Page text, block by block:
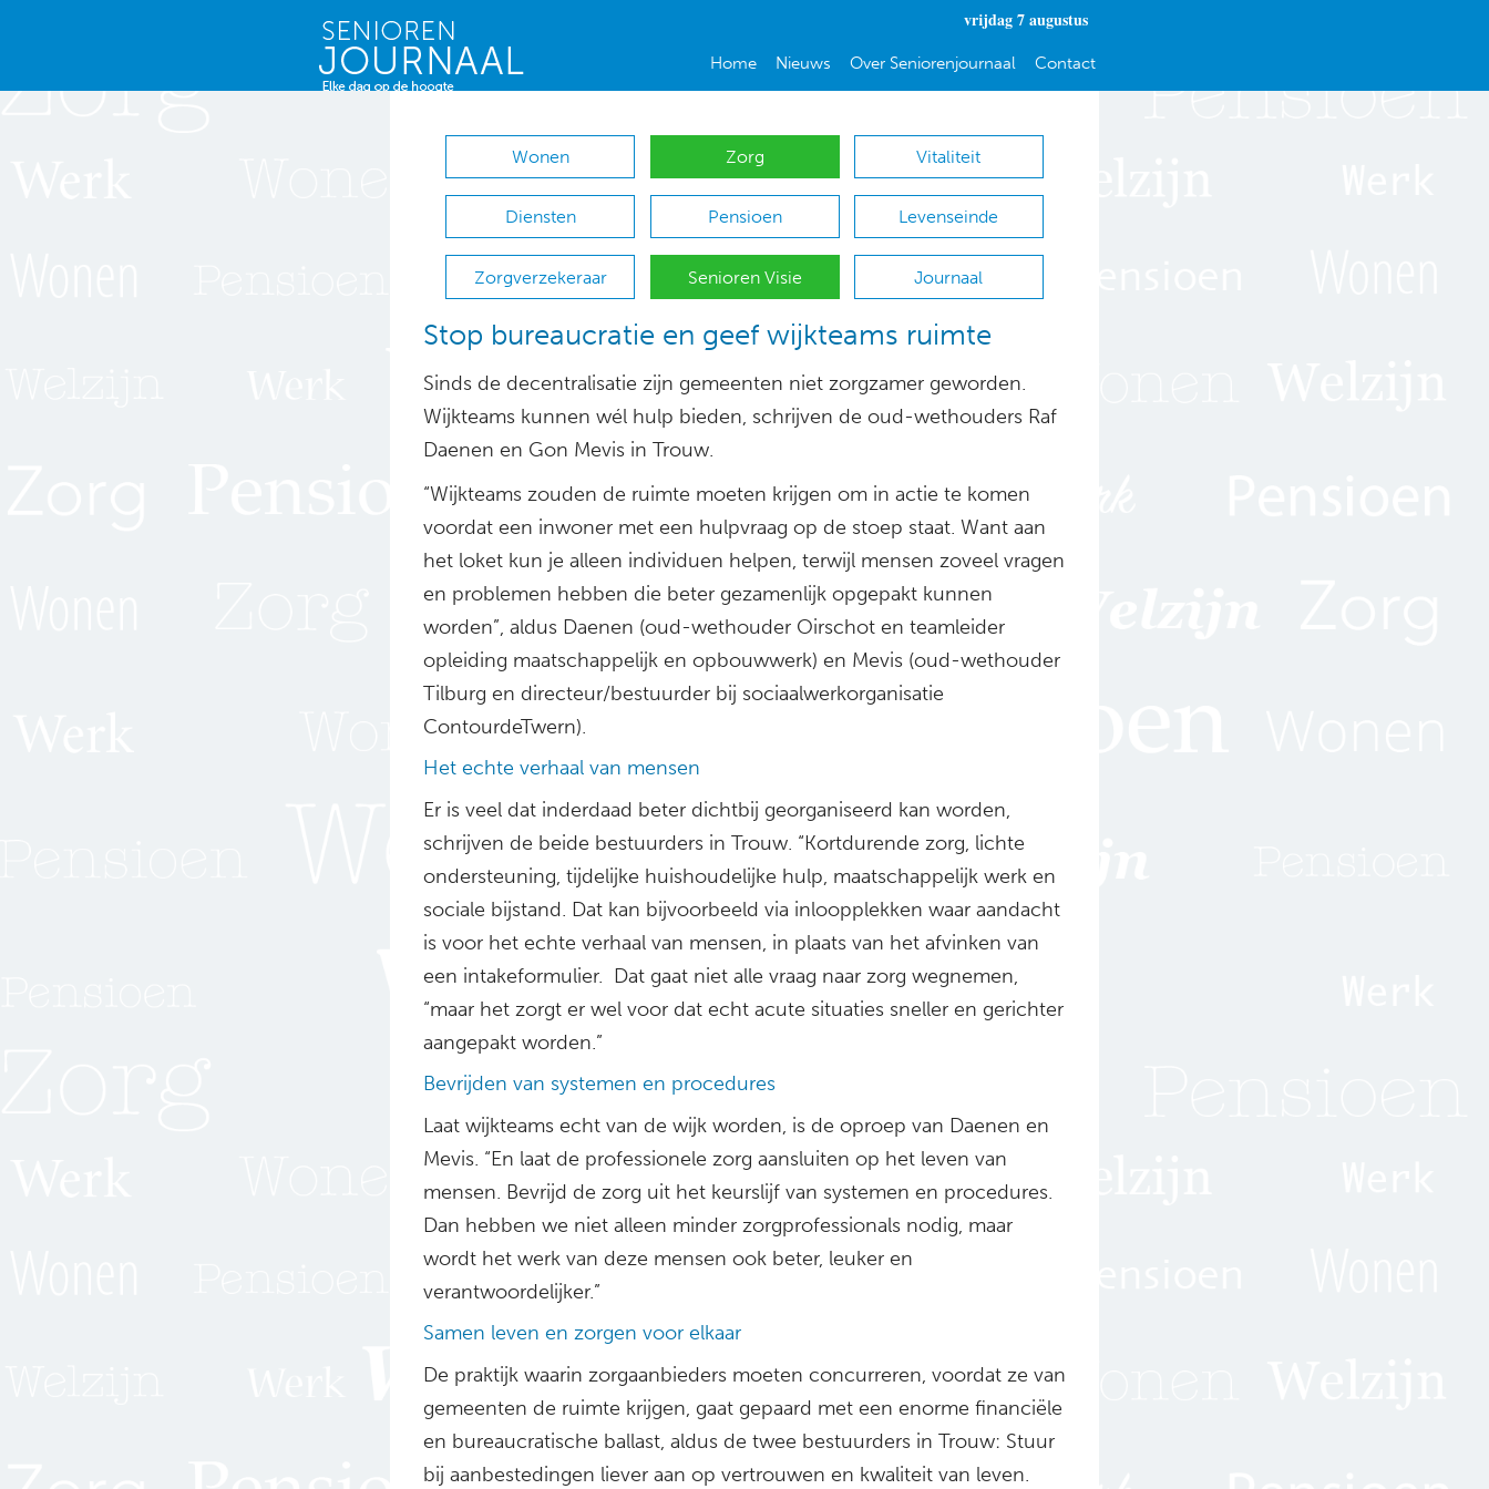
vrijdag 7 augustus
Home Nieuws Over Seniorenjournaal Contact
Wonen Zorg Vitaliteit
Diensten Pensioen Levenseinde
Zorgverzekeraar Senioren Visie Journaal
Stop bureaucratie en geef wijkteams ruimte
Sinds de decentralisatie zijn gemeenten niet zorgzamer geworden.
Wijkteams kunnen wél hulp bieden, schrijven de oud-wethouders Raf
Daenen en Gon Mevis in Trouw.
“Wijkteams zouden de ruimte moeten krijgen om in actie te komen
voordat een inwoner met een hulpvraag op de stoep staat. Want aan
het loket kun je alleen individuen helpen, terwijl mensen zoveel vragen
en problemen hebben die beter gezamenlijk opgepakt kunnen
worden”, aldus Daenen (oud-wethouder Oirschot en teamleider
opleiding maatschappelijk en opbouwwerk) en Mevis (oud-wethouder
Tilburg en directeur/bestuurder bij sociaalwerkorganisatie
ContourdeTwern).
Het echte verhaal van mensen
Er is veel dat inderdaad beter dichtbij georganiseerd kan worden,
schrijven de beide bestuurders in Trouw. “Kortdurende zorg, lichte
ondersteuning, tijdelijke huishoudelijke hulp, maatschappelijk werk en
sociale bijstand. Dat kan bijvoorbeeld via inloopplekken waar aandacht
is voor het echte verhaal van mensen, in plaats van het afvinken van
een intakeformulier. Dat gaat niet alle vraag naar zorg wegnemen,
“maar het zorgt er wel voor dat echt acute situaties sneller en gerichter
aangepakt worden.”
Bevrijden van systemen en procedures
Laat wijkteams echt van de wijk worden, is de oproep van Daenen en
Mevis. “En laat de professionele zorg aansluiten op het leven van
mensen. Bevrijd de zorg uit het keurslijf van systemen en procedures.
Dan hebben we niet alleen minder zorgprofessionals nodig, maar
wordt het werk van deze mensen ook beter, leuker en
verantwoordelijker.”
Samen leven en zorgen voor elkaar
De praktijk waarin zorgaanbieders moeten concurreren, voordat ze van
gemeenten de ruimte krijgen, gaat gepaard met een enorme financiële
en bureaucratische ballast, aldus de twee bestuurders in Trouw: Stuur
bij aanbestedingen liever aan op vertrouwen en kwaliteit van leven.